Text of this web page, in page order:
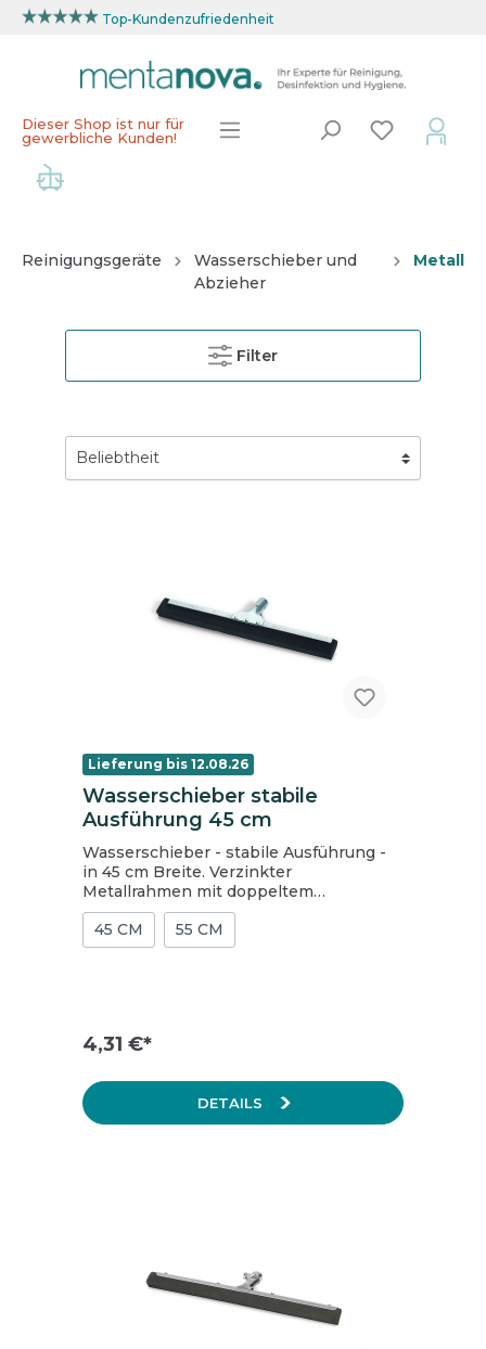
Top-Kundenzufriedenheit
Dieser Shop ist nur für
gewerbliche Kunden!
Reinigungsgeräte
Wasserschieber und
Abzieher
Metall
Filter
Lieferung bis 12.08.26
Wasserschieber stabile
Ausführung 45 cm
Wasserschieber - stabile Ausführung -
in 45 cm Breite. Verzinkter
Metallrahmen mit doppeltem
Schaumgummisteifen, passend für
jegliche Holzstiele bis 24 mm. Preis per
Stück, Karton = 10 Stück.
45 CM 55 CM
4,31 €*
DETAILS